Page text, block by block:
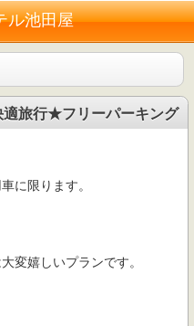
池田屋
適旅行★フリーパーキング
に限ります。
変嬉しいプランです。